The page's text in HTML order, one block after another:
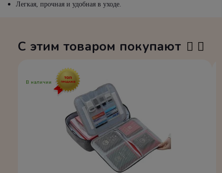
Легкая, прочная и удобная в уходе.
С этим товаром покупают
В наличии